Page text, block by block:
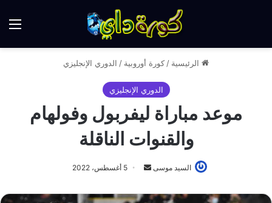
الرئيسية / كورة أوروبية / الدوري الإنجليزي
الدوري الإنجليزي
موعد مباراة ليفربول وفولهام
والقنوات الناقلة
السيد موسى
أرسل
إلكترونيا
5 أغسطس، 2022